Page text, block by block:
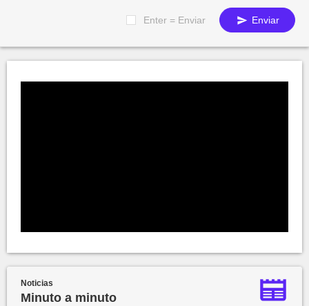
Enter = Enviar Enviar
Noticias
Minuto a minuto